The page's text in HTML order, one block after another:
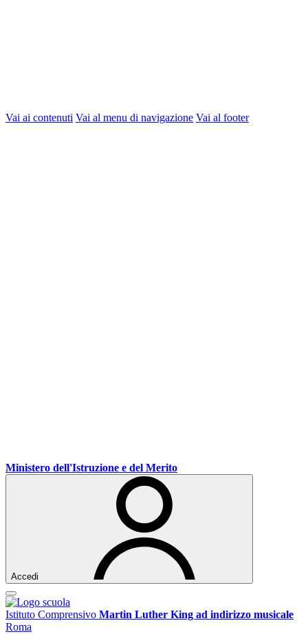
Vai ai contenuti Vai al menu di navigazione Vai al footer
Ministero dell'Istruzione e del Merito
Accedi
Istituto Comprensivo Martin Luther King ad indirizzo musicale
Roma